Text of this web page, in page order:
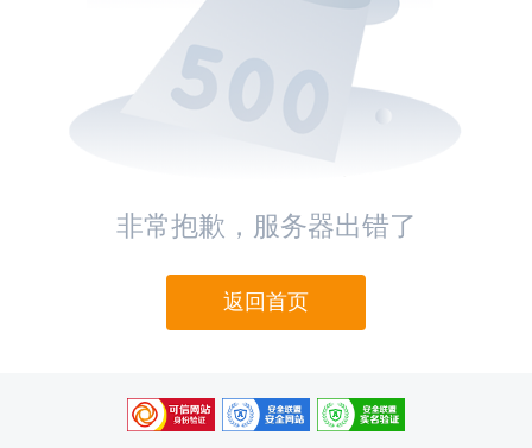
非常抱歉，服务器出错了
返回首页